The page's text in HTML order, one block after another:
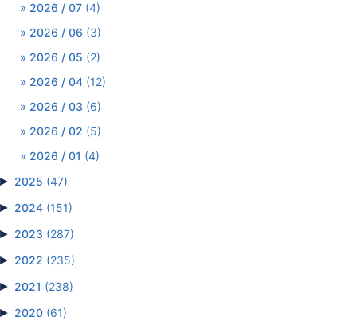
2026 / 07 (4)
2026 / 06 (3)
2026 / 05 (2)
2026 / 04 (12)
2026 / 03 (6)
2026 / 02 (5)
2026 / 01 (4)
2025 (47)
2024 (151)
2023 (287)
2022 (235)
2021 (238)
2020 (61)